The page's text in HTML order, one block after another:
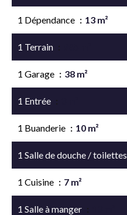
1 Dépendance 13 m²
1 Terrain
1 Garage 38 m²
1 Entrée
1 Buanderie 10 m²
1 Salle de douche / toilettes
1 Cuisine 7 m²
1 Salle à manger